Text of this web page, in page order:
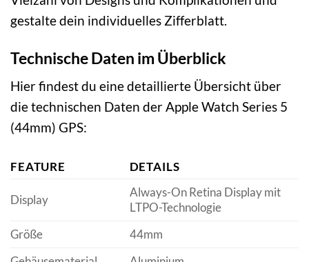
gestalte dein individuelles Zifferblatt.
Technische Daten im Überblick
Hier findest du eine detaillierte Übersicht über
die technischen Daten der Apple Watch Series 5
(44mm) GPS:
FEATURE DETAILS
Display
Always-On Retina Display mit
LTPO-Technologie
Größe
44mm